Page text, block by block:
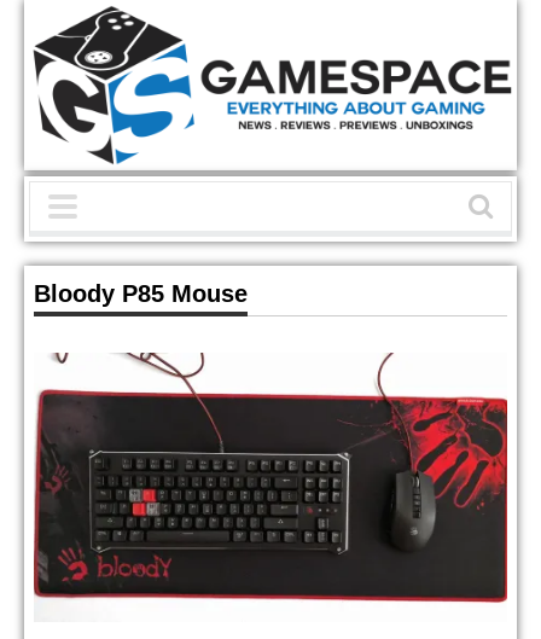
Bloody P85 Mouse